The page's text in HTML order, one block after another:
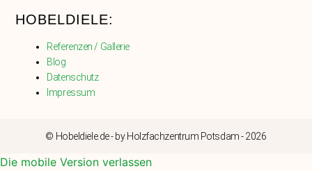
HOBELDIELE:
Referenzen / Gallerie
Blog
Datenschutz
Impressum
© Hobeldiele.de - by Holzfachzentrum Potsdam - 2026
Die mobile Version verlassen